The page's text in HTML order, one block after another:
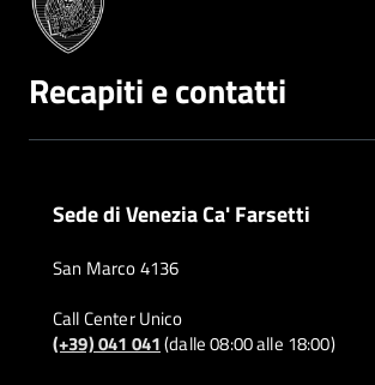
Recapiti e contatti
Sede di Venezia Ca' Farsetti
San Marco 4136
Call Center Unico
(+39) 041 041(dalle 08:00 alle 18:00)